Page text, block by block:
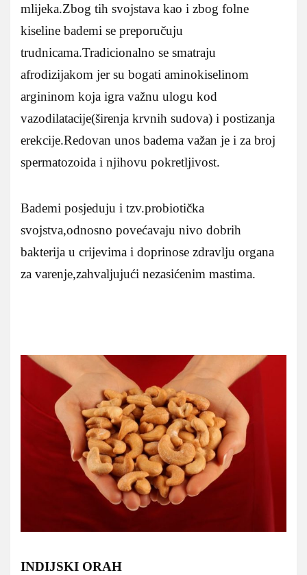
mlijeka.Zbog tih svojstava kao i zbog folne
kiseline bademi se preporučuju
trudnicama.Tradicionalno se smatraju
afrodizijakom jer su bogati aminokiselinom
argininom koja igra važnu ulogu kod
vazodilatacije(širenja krvnih sudova) i postizanja
erekcije.Redovan unos badema važan je i za broj
spermatozoida i njihovu pokretljivost.
Bademi posjeduju i tzv.probiotička
svojstva,odnosno povećavaju nivo dobrih
bakterija u crijevima i doprinose zdravlju organa
za varenje,zahvaljujući nezasićenim mastima.
INDIJSKI ORAH